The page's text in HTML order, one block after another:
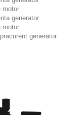
motor
generator
motor
generator